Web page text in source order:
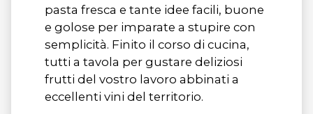
pasta fresca e tante idee facili, buone
e golose per imparate a stupire con
semplicità. Finito il corso di cucina,
tutti a tavola per gustare deliziosi
frutti del vostro lavoro abbinati a
eccellenti vini del territorio.